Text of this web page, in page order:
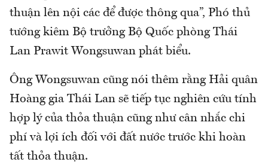
thuận lên nội các để được thông qua”, Phó thủ
tướng kiêm Bộ trưởng Bộ Quốc phòng Thái
Lan Prawit Wongsuwan phát biểu.
Ông Wongsuwan cũng nói thêm rằng Hải quân
Hoàng gia Thái Lan sẽ tiếp tục nghiên cứu tính
hợp lý của thỏa thuận cũng như cân nhắc chi
phí và lợi ích đối với đất nước trước khi hoàn
tất thỏa thuận.